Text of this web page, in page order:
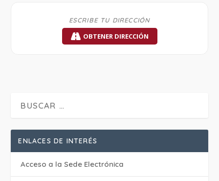
OBTENER DIRECCIÓN
ENLACES DE INTERÉS
Acceso a la Sede Electrónica